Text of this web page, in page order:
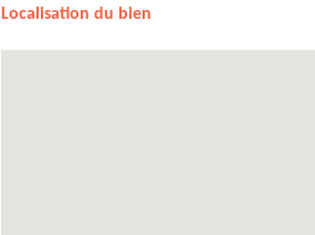
Localisation du bien